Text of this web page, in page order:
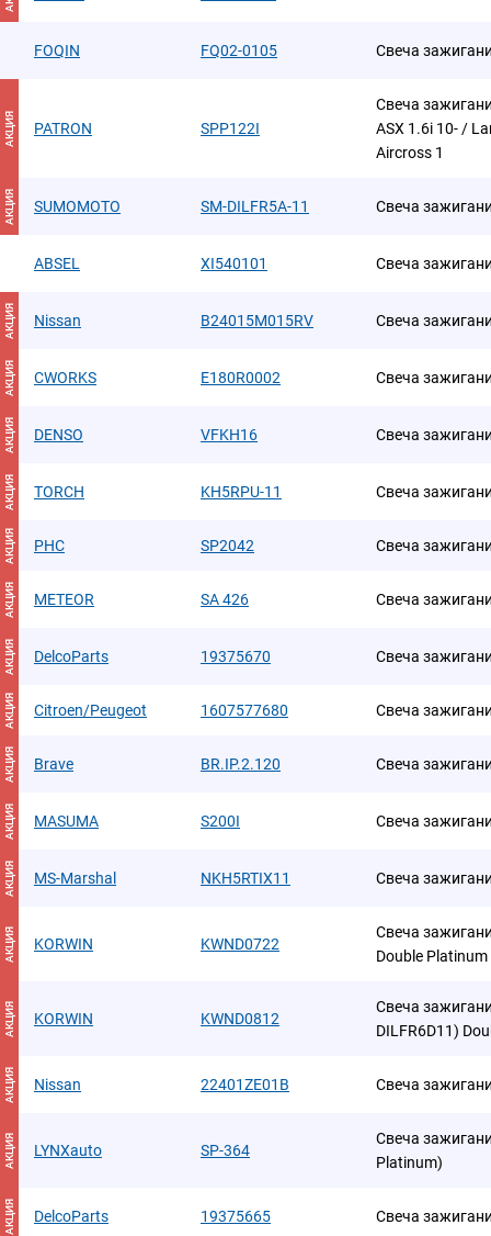
FOQIN FQ02-0105 Свеча
АКЦИЯ PATRON SPP122I
Свеча
ASX 1.6i 10- /
Aircross 1
АКЦИЯ SUMOMOTO SM-DILFR5A-11 Свеча
ABSEL XI540101 Свеча
АКЦИЯ Nissan B24015M015RV Свеча
АКЦИЯ CWORKS E180R0002 Свеча
АКЦИЯ DENSO VFKH16 Свеча
АКЦИЯ TORCH KH5RPU-11 Свеча
АКЦИЯ PHC SP2042 Свеча
АКЦИЯ METEOR SA 426 Свеча
АКЦИЯ DelcoParts 19375670 Свеча
АКЦИЯ Citroen/Peugeot 1607577680 Свеча
АКЦИЯ Brave BR.IP.2.120 Свеча
АКЦИЯ MASUMA S200I Свеча
АКЦИЯ MS-Marshal NKH5RTIX11 Свеча
АКЦИЯ KORWIN KWND0722
Свеча
Double
АКЦИЯ KORWIN KWND0812
Свеча
DILFR6D11)
АКЦИЯ Nissan 22401ZE01B Свеча
АКЦИЯ LYNXauto SP-364
Свеча
Platinum)
АКЦИЯ DelcoParts 19375665 Свеча